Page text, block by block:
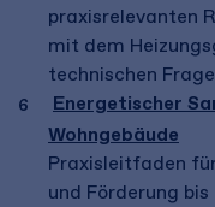
praxisrelevanten
mit dem
technischen
Energetischer
Wohngebäude
Praxisleitfaden
und Förderung